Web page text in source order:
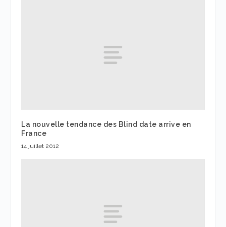
La nouvelle tendance des Blind date arrive en
France
14 juillet 2012